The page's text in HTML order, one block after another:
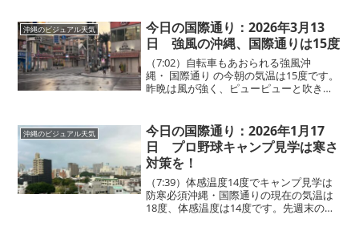
沖縄のビジュアル天気
今日の国際通り：2026年3月13
日 強風の沖縄、国際通りは15度
（7:02）自転車もあおられる強風沖
縄・ 国際通り の今朝の気温は15度です。
昨晩は風が強く、ピューピューと吹き抜
やみ、昨晩に比べると風はやや落ち着い
てきています。それで...
沖縄のビジュアル天気
今日の国際通り：2026年1月17
日 プロ野球キャンプ見学は寒さ
対策を！
（7:39）体感温度14度でキャンプ見学は
防寒必須沖縄・国際通りの現在の気温は
18度、体感温度は14度です。先週末の夏